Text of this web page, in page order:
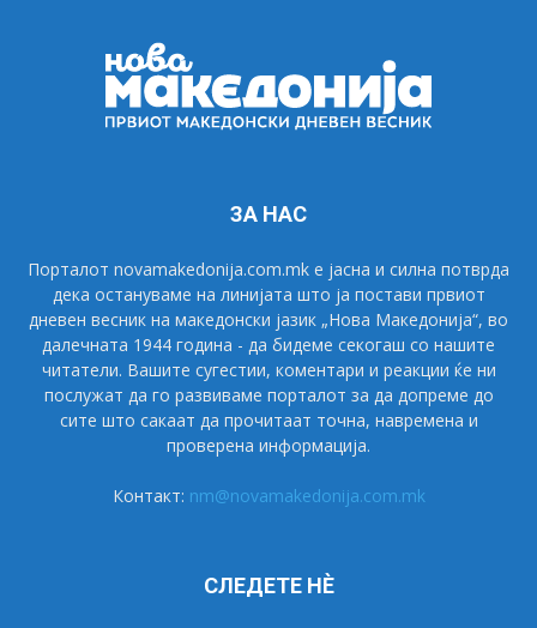
ЗА НАС
Порталот novamakedonija.com.mk е јасна и силна потврда
дека остануваме на линијата што ја постави првиот
дневен весник на македонски јазик „Нова Македонија“, во
далечната 1944 година - да бидеме секогаш со нашите
читатели. Вашите сугестии, коментари и реакции ќе ни
послужат да го развиваме порталот за да допреме до
сите што сакаат да прочитаат точна, навремена и
проверена информација.
Контакт: nm@novamakedonija.com.mk
СЛЕДЕТЕ НÈ